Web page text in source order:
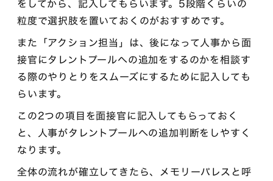
をしてから、記入してもらいます。5段階くらいの
粒度で選択肢を置いておくのがおすすめです。
また「アクション担当」は、後になって人事から面
接官にタレントプールへの追加をするのかを相談す
る際のやりとりをスムーズにするために記入しても
らいます。
この2つの項目を面接官に記入してもらっておく
と、人事がタレントプールへの追加判断をしやすく
なります。
全体の流れが確立してきたら、メモリーパレスと呼